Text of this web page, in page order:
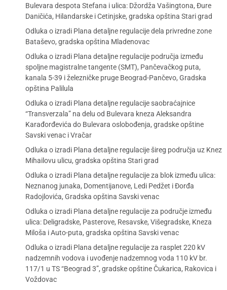
Bulevara despota Stefana i ulica: Džordža Vašingtona, Đure
Daničića, Hilandarske i Cetinjske, gradska opština Stari grad
Odluka o izradi Plana detaljne regulacije dela privredne zone
Bataševo, gradska opština Mladenovac
Odluka o izradi Plana detaljne regulacije područja između
spoljne magistralne tangente (SMT), Pančevačkog puta,
kanala 5-39 i železničke pruge Beograd-Pančevo, Gradska
opština Palilula
Odluka o izradi Plana detaljne regulacije saobraćajnice
“Transverzala” na delu od Bulevara kneza Aleksandra
Karađorđevića do Bulevara oslobođenja, gradske opštine
Savski venac i Vračar
Odluka o izradi Plana detaljne regulacije šireg područja uz Knez
Mihailovu ulicu, gradska opština Stari grad
Odluka o izradi Plana detaljne regulacije za blok između ulica:
Neznanog junaka, Domentijanove, Ledi Pedžet i Đorđa
Radojlovića, Gradska opština Savski venac
Odluka o izradi Plana detaljne regulacije za područje između
ulica: Deligradske, Pasterove, Resavske, Višegradske, Kneza
Miloša i Auto-puta, gradska opština Savski venac
Odluka o izradi Plana detaljne regulacije za rasplet 220 kV
nadzemnih vodova i uvođenje nadzemnog voda 110 kV br.
117/1 u TS “Beograd 3”, gradske opštine Čukarica, Rakovica i
Voždovac